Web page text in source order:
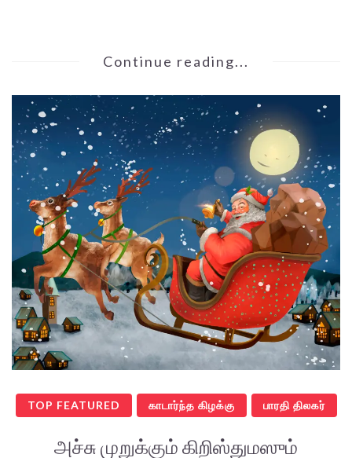
Continue reading...
TOP FEATURED காடார்ந்த கிழக்கு பாரதி திலகர்
அச்சு முறுக்கும் கிறிஸ்துமஸும்